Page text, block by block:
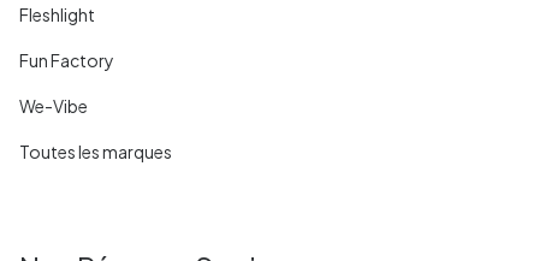
Fleshlight
Fun Factory
We-Vibe
Toutes les marques